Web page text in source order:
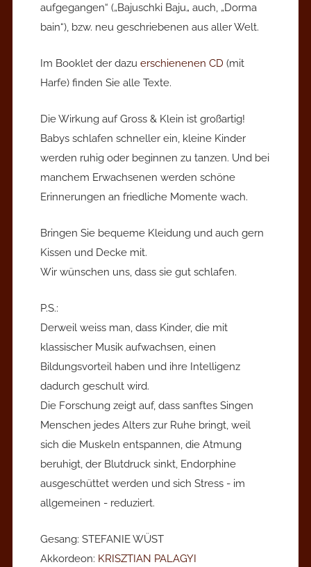
aufgegangen“ („Bajuschki Baju„ auch, „Dorma
bain“), bzw. neu geschriebenen aus aller Welt.
Im Booklet der dazu erschienenen CD (mit
Harfe) finden Sie alle Texte.
Die Wirkung auf Gross & Klein ist großartig!
Babys schlafen schneller ein, kleine Kinder
werden ruhig oder beginnen zu tanzen. Und bei
manchem Erwachsenen werden schöne
Erinnerungen an friedliche Momente wach.
Bringen Sie bequeme Kleidung und auch gern
Kissen und Decke mit.
Wir wünschen uns, dass sie gut schlafen.
P.S.:
Derweil weiss man, dass Kinder, die mit
klassischer Musik aufwachsen, einen
Bildungsvorteil haben und ihre Intelligenz
dadurch geschult wird.
Die Forschung zeigt auf, dass sanftes Singen
Menschen jedes Alters zur Ruhe bringt, weil
sich die Muskeln entspannen, die Atmung
beruhigt, der Blutdruck sinkt, Endorphine
ausgeschüttet werden und sich Stress - im
allgemeinen - reduziert.
Gesang: STEFANIE WÜST
Akkordeon: KRISZTIAN PALAGYI